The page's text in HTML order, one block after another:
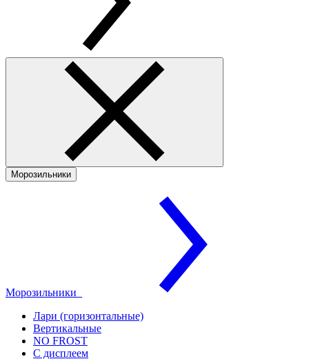
Морозильники
Морозильники
Лари (горизонтальные)
Вертикальные
NO FROST
С дисплеем